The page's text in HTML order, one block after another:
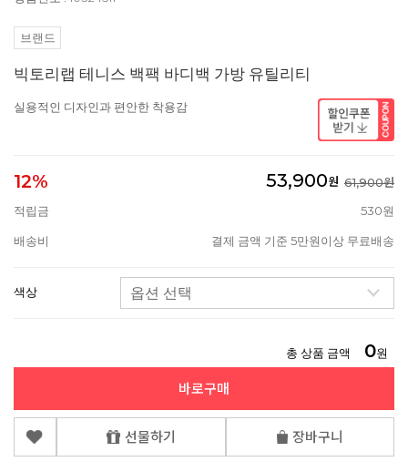
브랜드
빅토리랩 테니스 백팩 바디백 가방 유틸리티
실용적인 디자인과 편안한 착용감
12% 53,900원 61,900원
적립금
530원
배송비 결제 금액 기준 5만원이상 무료배송
색상
총 상품 금액 0원
바로구매
선물하기 장바구니